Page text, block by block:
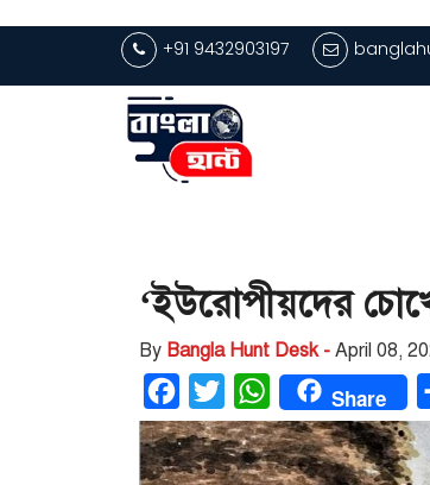
+91 9432903197
‘ইউরোপীয়দের চোখে
By Bangla Hunt Desk - April 08,
Facebook
Twitter WhatsAppShare